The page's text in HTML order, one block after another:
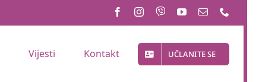
Vijesti Kontakt UČLANITE SE